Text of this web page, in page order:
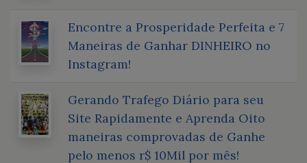
Encontre a Prosperidade Perfeita e 7
Maneiras de Ganhar DINHEIRO no
Instagram!
Gerando Trafego Diário para seu
Site Rapidamente e Aprenda Oito
maneiras comprovadas de Ganhe
pelo menos r$ 10Mil por mês!